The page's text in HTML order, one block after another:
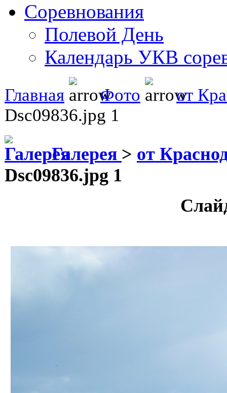
Соревнования
Полевой День
Календарь УКВ
Главная Фото
от
Dsc09836.jpg 1
Галерея > от
Dsc09836.jpg 1